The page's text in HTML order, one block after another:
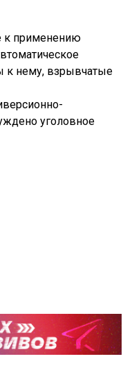
к применению
к нему, взрывчатые
уголовное